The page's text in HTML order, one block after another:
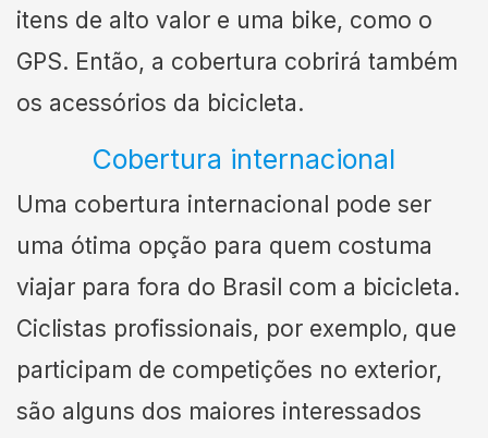
itens de alto valor e uma bike, como o
GPS. Então, a cobertura cobrirá também
os acessórios da bicicleta.
Cobertura internacional
Uma cobertura internacional pode ser
uma ótima opção para quem costuma
viajar para fora do Brasil com a bicicleta.
Ciclistas profissionais, por exemplo, que
participam de competições no exterior,
são alguns dos maiores interessados